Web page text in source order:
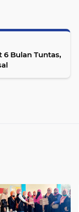
6 Bulan Tuntas,